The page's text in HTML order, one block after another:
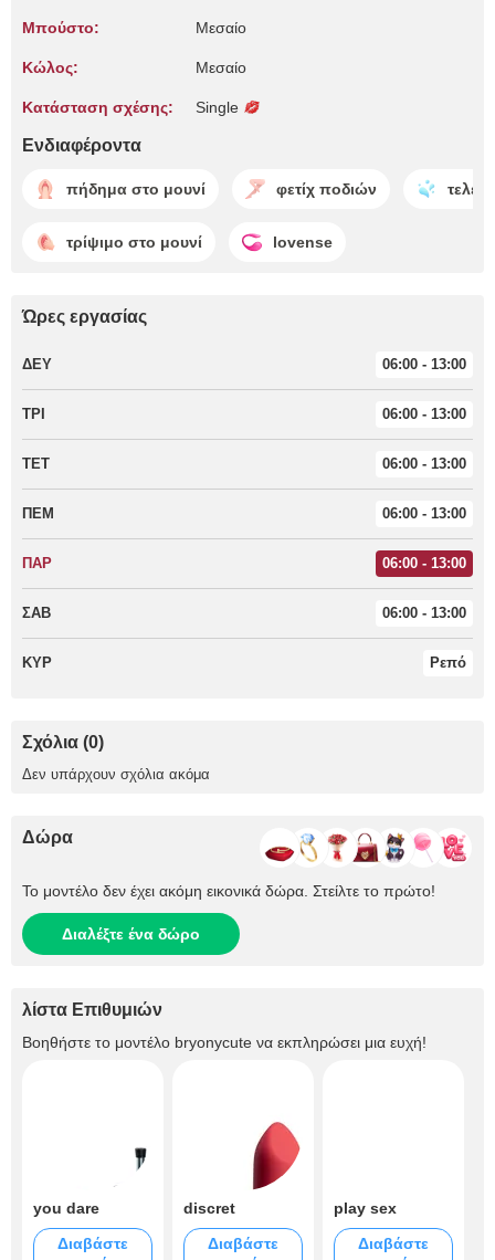
Μπούστο: Μεσαίο
Κώλος: Μεσαίο
Κατάσταση σχέσης: Single
Ενδιαφέροντα
πήδημα στο μουνί φετίχ ποδιών
τρίψιμο στο μουνί lovense
Ώρες εργασίας
ΔΕΥ 06:00 - 13:00
ΤΡΙ 06:00 - 13:00
ΤΕΤ 06:00 - 13:00
ΠΕΜ 06:00 - 13:00
ΠΑΡ 06:00 - 13:00
ΣΑΒ 06:00 - 13:00
ΚΥΡ Ρεπό
Σχόλια (0)
Δεν υπάρχουν σχόλια ακόμα
Δώρα
Το μοντέλο δεν έχει ακόμη εικονικά δώρα. Στείλτε το πρώτο!
Διαλέξτε ένα δώρο
λίστα Επιθυμιών
Βοηθήστε το μοντέλο bryonycute να εκπληρώσει μια ευχή!
you dare
Διαβάστε
discret
Διαβάστε
play sex
Διαβάστε